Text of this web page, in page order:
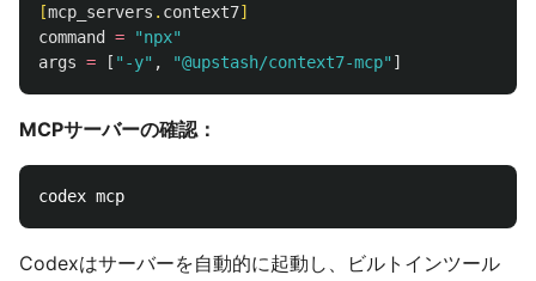
[mcp_servers . context7]
command
=
"npx"
args = [ "-y" , "@upstash/context7-mcp" ]
MCPサーバーの確認：
Codexはサーバーを自動的に起動し、ビルトインツール